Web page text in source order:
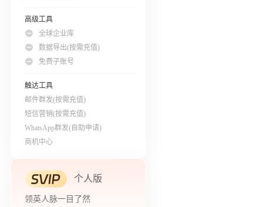
高级工具
全球企业库
数据导出(按需充值)
免费子账号
触达工具
邮件群发(按需充值)
短信营销(按需充值)
WhatsApp群发(自助申请)
商机中心
个人版
领英人脉一目了然